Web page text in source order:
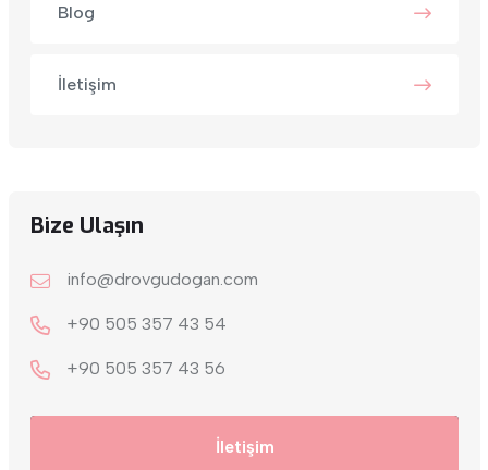
Blog
İletişim
Bize Ulaşın
info@drovgudogan.com
+90 505 357 43 54
+9‎0 505 357 43 56
İletişim